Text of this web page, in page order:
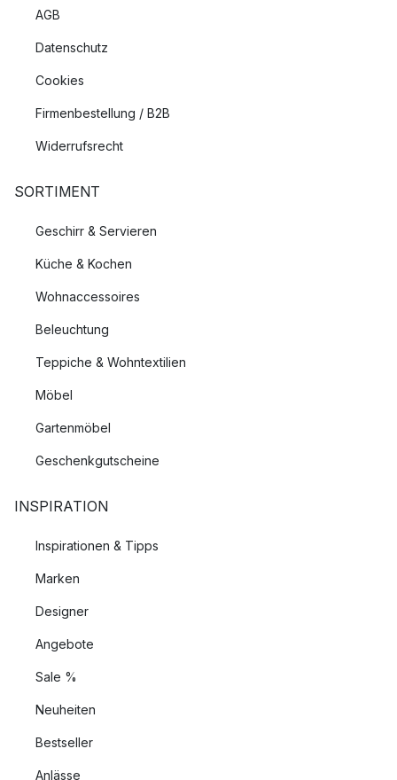
AGB
Datenschutz
Cookies
Firmenbestellung / B2B
Widerrufsrecht
SORTIMENT
Geschirr & Servieren
Küche & Kochen
Wohnaccessoires
Beleuchtung
Teppiche & Wohntextilien
Möbel
Gartenmöbel
Geschenkgutscheine
INSPIRATION
Inspirationen & Tipps
Marken
Designer
Angebote
Sale %
Neuheiten
Bestseller
Anlässe